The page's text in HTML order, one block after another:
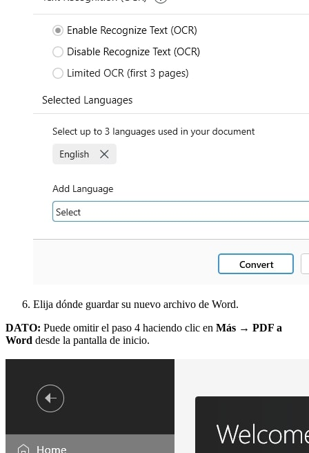
Elija dónde guardar su nuevo archivo de Word.
DATO: Puede omitir el paso 4 haciendo clic en Más → PDF a
Word desde la pantalla de inicio.